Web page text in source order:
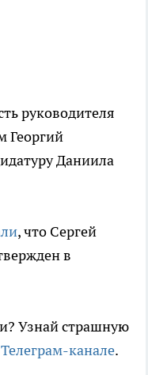
руководителя
Георгий
Даниила
, что Сергей
в
Узнай страшную
Телеграм-канале.